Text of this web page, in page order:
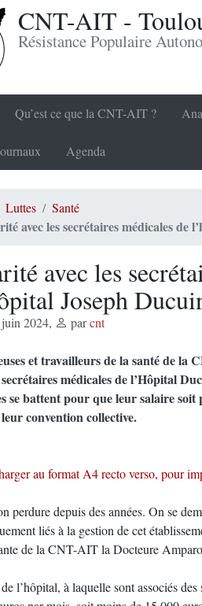
CNT-AIT -
Résistance Populaire
Qu’est ce que la CNT-AIT ?
Agenda
Luttes Santé
avec les secrétaires médicales de
avec les
Joseph
2024, parcnt
et travailleurs de la santé de la
médicales de l’Hôpital
se battent pour que leur salaire
convention collective.
au format A4 recto verso, pour
perdure depuis des années. On se
liés à la gestion de cet
de la CNT-AIT la Docteure
l’hôpital, à laquelle sont associés